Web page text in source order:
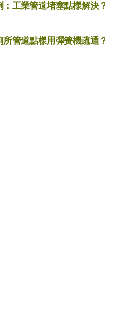
工業管道堵塞點樣解決？
管道點樣用彈簧機疏通？